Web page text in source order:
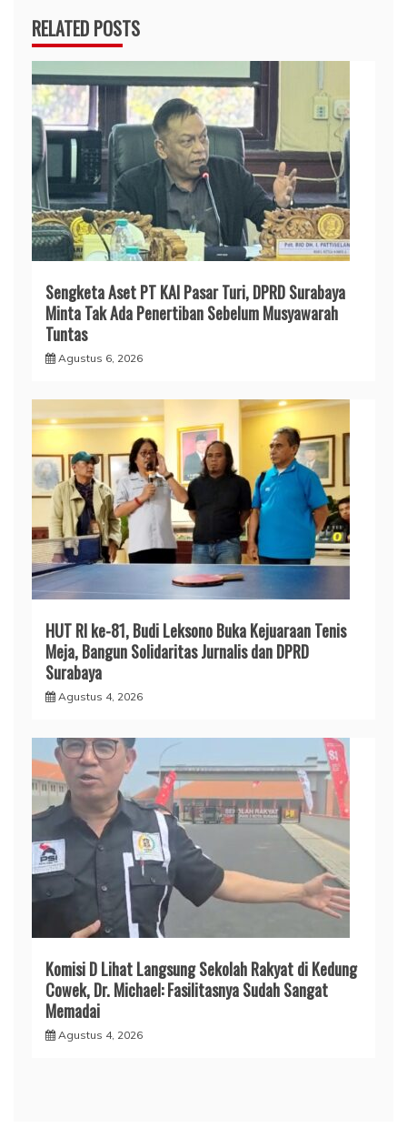
RELATED POSTS
Sengketa Aset PT KAI Pasar Turi, DPRD Surabaya
Minta Tak Ada Penertiban Sebelum Musyawarah
Tuntas
Agustus 6, 2026
HUT RI ke-81, Budi Leksono Buka Kejuaraan Tenis
Meja, Bangun Solidaritas Jurnalis dan DPRD
Surabaya
Agustus 4, 2026
Komisi D Lihat Langsung Sekolah Rakyat di Kedung
Cowek, Dr. Michael: Fasilitasnya Sudah Sangat
Memadai
Agustus 4, 2026